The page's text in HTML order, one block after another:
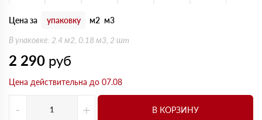
220 мм
230 мм 240 мм
Цена за упаковку м2 м3
В упаковке: 2.4 м2, 0.18 м3, 2 шт
2 290 руб
Цена действительна до 07.08
- + В КОРЗИНУ